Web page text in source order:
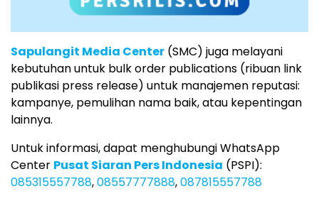
Sapulangit Media Center (SMC) juga melayani
kebutuhan untuk bulk order publications (ribuan link
publikasi press release) untuk manajemen reputasi:
kampanye, pemulihan nama baik, atau kepentingan
lainnya.
Untuk informasi, dapat menghubungi WhatsApp
Center Pusat Siaran Pers Indonesia (PSPI):
085315557788,08557777888,087815557788